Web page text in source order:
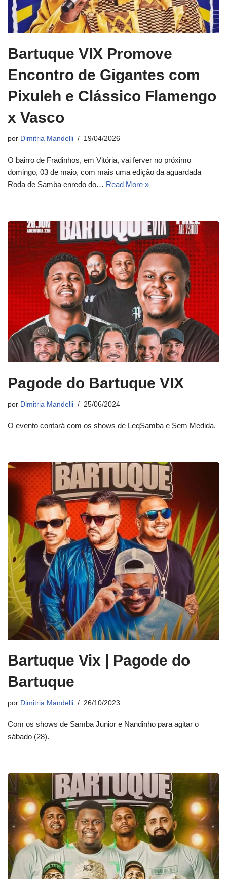
Bartuque VIX Promove
Encontro de Gigantes com
Pixuleh e Clássico Flamengo
x Vasco
por Dimitria Mandelli 19/04/2026
O bairro de Fradinhos, em Vitória, vai ferver no próximo
domingo, 03 de maio, com mais uma edição da aguardada
Roda de Samba enredo do… Read More »
Pagode do Bartuque VIX
por Dimitria Mandelli 25/06/2024
O evento contará com os shows de LeqSamba e Sem Medida.
Bartuque Vix | Pagode do
Bartuque
por Dimitria Mandelli 26/10/2023
Com os shows de Samba Junior e Nandinho para agitar o
sábado (28).